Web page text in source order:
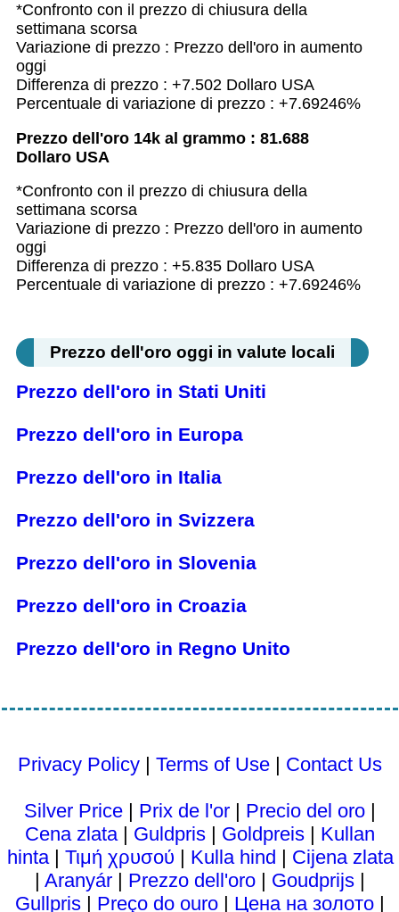
*Confronto con il prezzo di chiusura della
settimana scorsa
Variazione di prezzo : Prezzo dell'oro in aumento
oggi
Differenza di prezzo : +7.502 Dollaro USA
Percentuale di variazione di prezzo : +7.69246%
Prezzo dell'oro 14k al grammo : 81.688
Dollaro USA
*Confronto con il prezzo di chiusura della
settimana scorsa
Variazione di prezzo : Prezzo dell'oro in aumento
oggi
Differenza di prezzo : +5.835 Dollaro USA
Percentuale di variazione di prezzo : +7.69246%
Prezzo dell'oro oggi in valute locali
Prezzo dell'oro in Stati Uniti
Prezzo dell'oro in Europa
Prezzo dell'oro in Italia
Prezzo dell'oro in Svizzera
Prezzo dell'oro in Slovenia
Prezzo dell'oro in Croazia
Prezzo dell'oro in Regno Unito
Privacy Policy |Terms of Use | Contact Us
Silver Price | Prix ​​de l'or | Precio del oro |
Cena zlata | Guldpris | Goldpreis | Kullan
hinta| Τιμή χρυσού | Kulla hind | Cijena zlata
|Aranyár | Prezzo dell'oro | Goudprijs |
Gullpris | Preço do ouro | Цена на золото |